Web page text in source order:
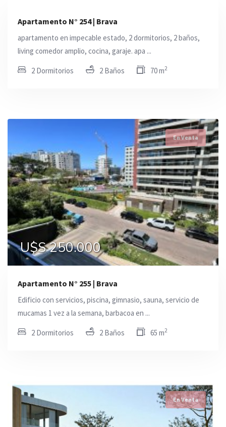
Apartamento N° 254 | Brava
apartamento en impecable estado, 2 dormitorios, 2 baños,
living comedor amplio, cocina, garaje. apa ...
2 Dormitorios 2 Baños 70 m2
En Venta
U$S 250.000
Apartamento N° 255 | Brava
Edificio con servicios, piscina, gimnasio, sauna, servicio de
mucamas 1 vez a la semana, barbacoa en ...
2 Dormitorios 2 Baños 65 m2
En Venta